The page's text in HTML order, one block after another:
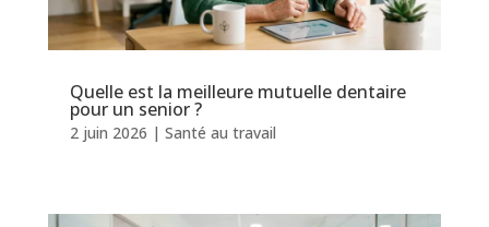
Quelle est la meilleure mutuelle dentaire
pour un senior ?
2 juin 2026 | Santé au travail